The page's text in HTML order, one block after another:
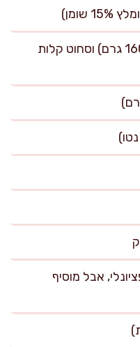
1 בצל בינוני מגורד דק (כ-160 גרם) וסחוט קלות
אבל מוסיף